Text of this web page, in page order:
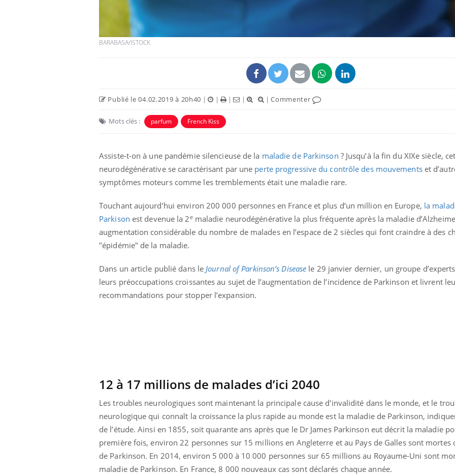
BARABASA/ISTOCK
Publié le 04.02.2019 à 20h40 | | | | |Commenter
Mots clés : parfum French Kiss
Assiste-t-on à une pandémie silencieuse de la maladie de Parkinson ? Jusqu’à la fin du XIXe siècle,
neurodégénérative se caractérisant par une perte progressive du contrôle des mouvementset
symptômes moteurs comme les tremblements était une maladie rare.
Touchant aujourd’hui environ 200 000 personnes en France et plus d’un million en Europe, la
Parkison est devenue la 2emaladie neurodégénérative la plus fréquente après la maladie
augmentation considérable du nombre de malades en l’espace de 2 siècles qui font craindre à des
"épidémie" de la maladie.
Dans un article publié dans leJournal of Parkinson’s Disease le 29 janvier dernier, un groupe
leurs préoccupations croissantes au sujet de l’augmentation de l’incidence de Parkinson et livrent
recommandations pour stopper l’expansion.
12 à 17 millions de malades d’ici 2040
Les troubles neurologiques sont maintenant la principale cause d'invalidité dans le monde, et le
neurologique qui connaît la croissance la plus rapide au monde est la maladie de Parkinson,
de l’étude. Ainsi en 1855, soit quarante ans après que le Dr James Parkinson eut décrit la maladie
première fois, environ 22 personnes sur 15 millions en Angleterre et au Pays de Galles sont mortes
de Parkinson. En 2014, environ 5 000 à 10 000 personnes sur 65 millions au Royaume-Uni sont
maladie de Parkinson. En France, 8 000 nouveaux cas sont déclarés chaque année.
Carence en fer : comprendre pour
Youtube
Fatigue, irritabilité, brouillard mental ou
même alopécie… Les symptômes de la
carence en fer sont multiples ce qui la rend
Youtube
Insuline & Charge mentale : et si on
osait en parler??Youtube
En 2026, l'insuline dans le diabète de type 2
reste entourée d'idées reçues chez les
patients comme parfois chez les soignants.
Youtube
Eczéma Chronique
préparer pour l’été !
L'été arrive… et avec lui,
rythme de vie ! Vacances,
soleil, activités en plein
sont ...